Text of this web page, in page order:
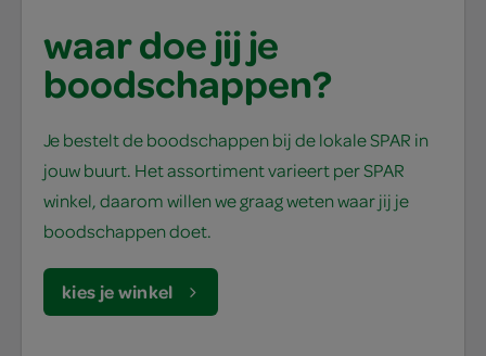
waar doe jij je
boodschappen?
Je bestelt de boodschappen bij de lokale SPAR in
jouw buurt. Het assortiment varieert per SPAR
winkel, daarom willen we graag weten waar jij je
boodschappen doet.
kies je winkel